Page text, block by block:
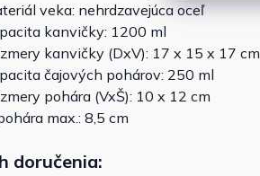
veka: nehrdzavejúca oceľ
kanvičky: 1200 ml
kanvičky (DxV): 17 x 15 x 17 cm
čajových pohárov: 250 ml
pohára (VxŠ): 10 x 12 cm
max.: 8,5 cm
doručenia: